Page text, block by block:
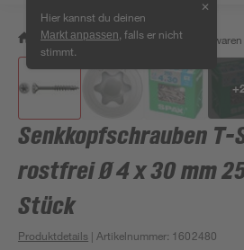
Hier kannst du deinen
Markt anpassen , falls er nicht
stimmt.
✕
/ Werkstatt & Maschinen /
+
Senkkopfschrauben T-
rostfrei Ø 4 x 30 mm
Stück
Produktdetails | Artikelnummer: 1602480